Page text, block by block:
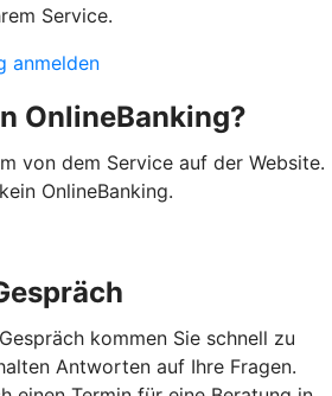
Service.
anmelden
OnlineBanking?
von dem Service auf der Website.
OnlineBanking.
kommen Sie schnell zu
Antworten auf Ihre Fragen.